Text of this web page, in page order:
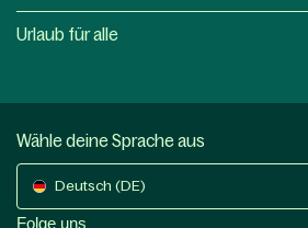
Urlaub für alle
Wähle deine Sprache aus
Deutsch (DE)
Folge uns